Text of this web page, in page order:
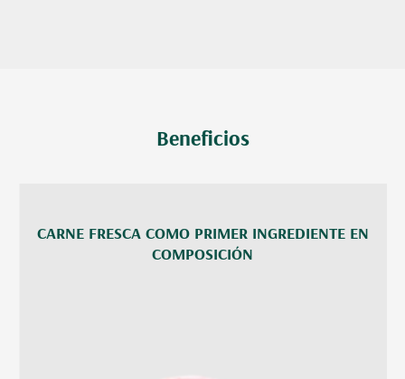
Beneficios
CARNE FRESCA COMO PRIMER INGREDIENTE EN
COMPOSICIÓN